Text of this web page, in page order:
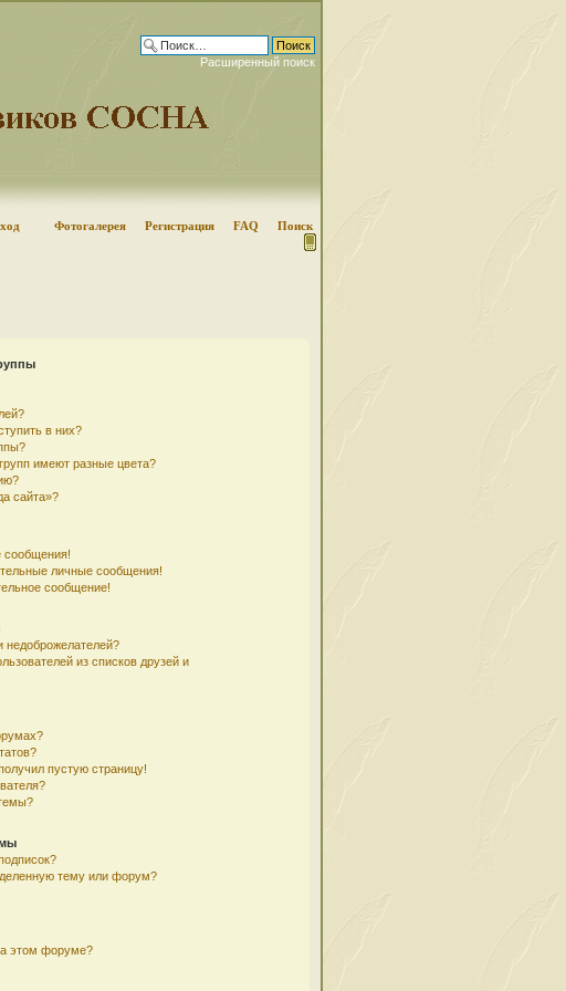
Расширенный поиск
Фотогалерея Регистрация FAQ Поиск
в них?
имеют разные цвета?
сайта»?
сообщения!
личные сообщения!
сообщение!
недоброжелателей?
из списков друзей и
пустую страницу!
тему или форум?
этом форуме?